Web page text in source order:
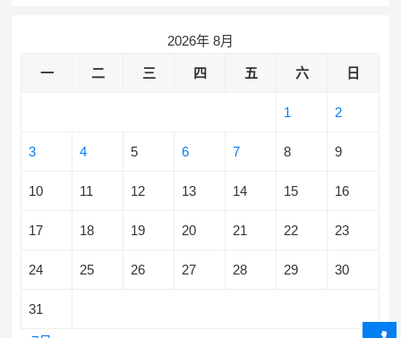
2026年 8月
一 二 三 四 五 六 日
1 2
3 4 5 6 7 8 9
10 11 12 13 14 15 16
17 18 19 20 21 22 23
24 25 26 27 28 29 30
31